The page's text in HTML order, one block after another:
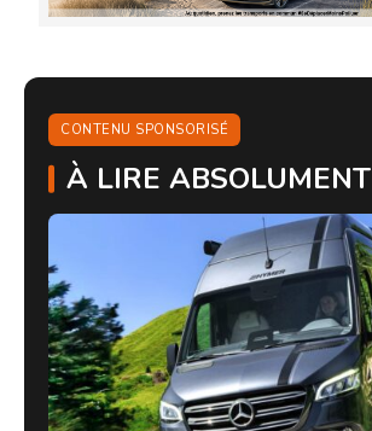
CONTENU SPONSORISÉ
À LIRE ABSOLUMENT